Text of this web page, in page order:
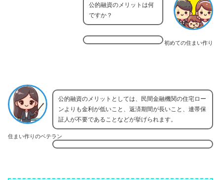
初めての住まい作り
公的融資のメリットは何
ですか？
住まい作りのベテラン
公的融資のメリットとしては、民間金融機関の住宅ロー
ンよりも金利が低いこと、返済期間が長いこと、連帯保
証人が不要であることなどが挙げられます。